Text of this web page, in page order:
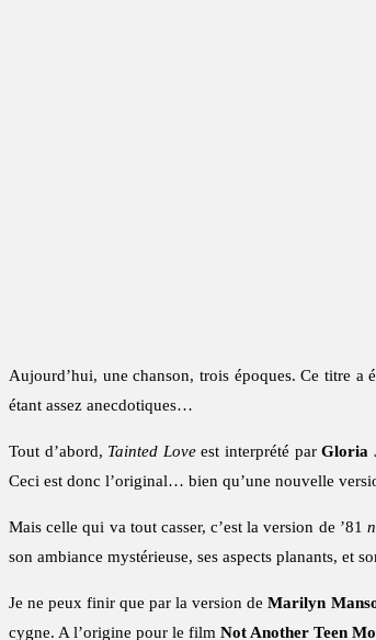
Aujourd’hui, une chanson, trois époques. Ce titre a
étant assez anecdotiques…
Tout d’abord, Tainted Loveest interprété parGloria
Ceci est donc l’original… bien qu’une nouvelle
Mais celle qui va tout casser, c’est la version de ’81
son ambiance mystérieuse, ses aspects planants, et
Je ne peux finir que par la version deMarilyn
cygne. A l’origine pour le film Not Another Teen